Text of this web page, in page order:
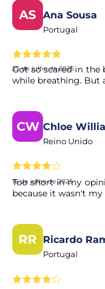
A minha
imediatamente?
Sim, a sua reserva
parceiro procede a
disponibilidade da
O pagamento é
Sim. Todos os
sistemas de
garantindo total
AS Ana Sousa
Portugal
25 de julho de 2025
Got so scared in the
while breathing. But
CW Chloe
Reino Unido
16 de julho de 2025
Too short in my
because it wasn't
RR Ricardo
Portugal